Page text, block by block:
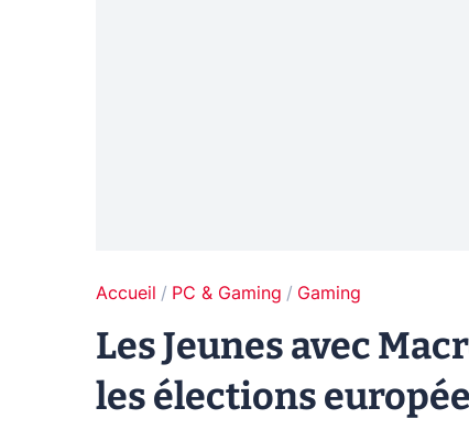
Accueil PC & Gaming Gaming
Les Jeunes avec
les élections